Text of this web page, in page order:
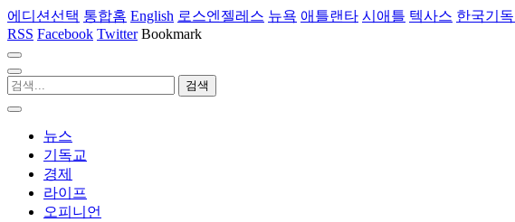
에디션선택 통합홈 English 로스엔젤레스 뉴욕 애틀랜타 시애틀 텍사스 한국기
RSS Facebook Twitter Bookmark
뉴스
기독교
경제
라이프
오피니언